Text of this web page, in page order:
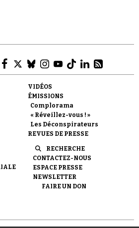
un don
à Vera
VIDÉOS
ÉMISSIONS
Complorama
« Réveillez-vous ! »
Les Déconspirateurs
REVUES DE PRESSE
RECHERCHE
CONTACTEZ-NOUS
ESPACE PRESSE
NEWSLETTER
FAIRE UN DON